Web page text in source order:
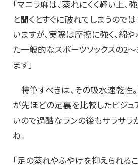
「マニラ麻は、蒸れにくく軽い上、
と聞くとすぐに破れてしまうので
いますが、実際は摩擦に強く、綿
た一般的なスポーツソックスの2
ます」
特筆すべきは、その吸水速乾性
が先ほどの足裏を比較したビジュ
いので過酷なランの後もサラサラ
ね。
「足の蒸れやふやけを抑えられる